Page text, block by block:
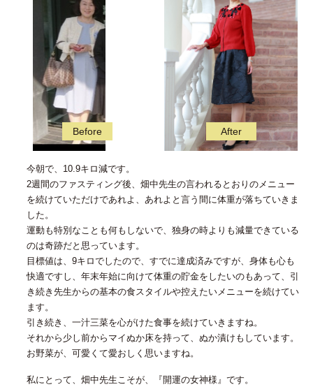
今朝で、10.9キロ減です。
2週間のファスティング後、畑中先生の言われるとおりのメニュー
を続けていただけであれよ、あれよと言う間に体重が落ちていきま
した。
運動も特別なことも何もしないで、独身の時よりも減量できている
のは奇跡だと思っています。
目標値は、9キロでしたので、すでに達成済みですが、身体も心も
快適ですし、年末年始に向けて体重の貯金をしたいのもあって、引
き続き先生からの基本の食スタイルや控えたいメニューを続けてい
ます。
引き続き、一汁三菜を心がけた食事を続けていきますね。
それから少し前からマイぬか床を持って、ぬか漬けもしています。
お野菜が、可愛くて愛おしく思いますね。
私にとって、畑中先生こそが、『開運の女神様』です。